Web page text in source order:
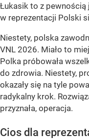
Łukasik to z pewnością
w reprezentacji Polski
Niestety, polska
VNL 2026. Miało to
Polka próbowała
do zdrowia. Niestety,
okazały się na tyle
radykalny krok.
przyznała, operacja.
Cios dla